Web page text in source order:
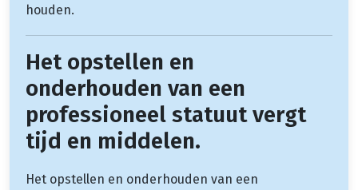
houden.
Het opstellen en
onderhouden van een
professioneel statuut vergt
tijd en middelen.
Het opstellen en onderhouden van een